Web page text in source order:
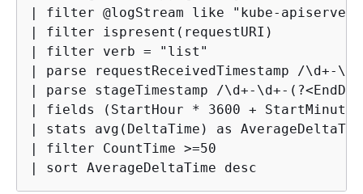
| filter @logStream like "kube-
| filter ispresent(requestURI)
| filter verb = "list"
| parse requestReceivedTimestamp /\d+-
| parse stageTimestamp /\d+-\d+-
| fields (StartHour * 3600 + StartMinute *
| stats avg(DeltaTime) as
| filter CountTime >=50
| sort AverageDeltaTime desc